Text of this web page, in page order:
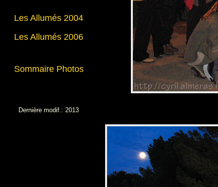
Les Allumés 2004
Les Allumés 2006
Sommaire Photos
Dernière modif.: 2013